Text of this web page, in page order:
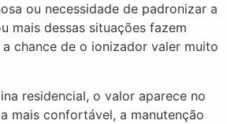
ou necessidade de padronizar a
mais dessas situações fazem
chance de o ionizador valer muito
residencial, o valor aparece no
mais confortável, a manutenção